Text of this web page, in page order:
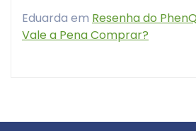
Eduarda em Resenha do
Vale a Pena Comprar?